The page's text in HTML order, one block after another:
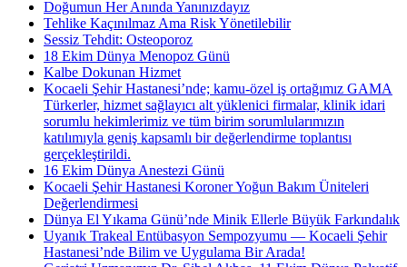
Doğumun Her Anında Yanınızdayız
Tehlike Kaçınılmaz Ama Risk Yönetilebilir
Sessiz Tehdit: Osteoporoz
18 Ekim Dünya Menopoz Günü
Kalbe Dokunan Hizmet
Kocaeli Şehir Hastanesi’nde; kamu-özel iş ortağımız GAMA
Türkerler, hizmet sağlayıcı alt yüklenici firmalar, klinik idari
sorumlu hekimlerimiz ve tüm birim sorumlularımızın
katılımıyla geniş kapsamlı bir değerlendirme toplantısı
gerçekleştirildi.
16 Ekim Dünya Anestezi Günü
Kocaeli Şehir Hastanesi Koroner Yoğun Bakım Üniteleri
Değerlendirmesi
Dünya El Yıkama Günü’nde Minik Ellerle Büyük Farkındalık
Uyanık Trakeal Entübasyon Sempozyumu — Kocaeli Şehir
Hastanesi’nde Bilim ve Uygulama Bir Arada!